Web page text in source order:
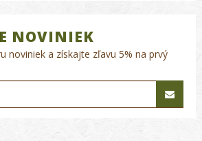
NOVINIEK
noviniek a získajte zľavu 5% na prvý